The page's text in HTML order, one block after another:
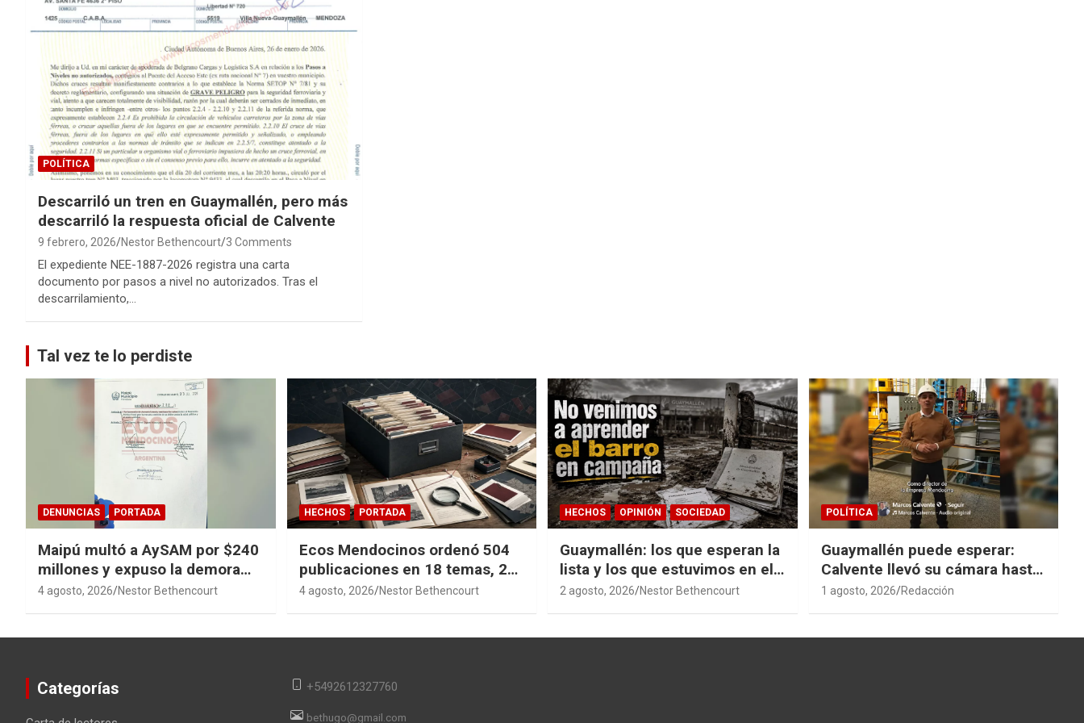
POLÍTICA
Descarriló un tren en Guaymallén, pero más
descarriló la respuesta oficial de Calvente
9 febrero, 2026 Nestor Bethencourt 3 Comments
El expediente NEE-1887-2026 registra una carta
documento por pasos a nivel no autorizados. Tras el
descarrilamiento,…
Tal vez te lo perdiste
DENUNCIAS PORTADA
Maipú multó a AySAM por $240
millones y expuso la demora
cloacal en Guaymallén
4 agosto, 2026 Nestor Bethencourt
HECHOS PORTADA
Ecos Mendocinos ordenó 504
publicaciones en 18 temas, 27
sagas y 14 índices para
4 agosto, 2026 Nestor Bethencourt
HECHOS OPINIÓN SOCIEDAD
Guaymallén: los que esperan la
lista y los que estuvimos en el
barro
2 agosto, 2026 Nestor Bethencourt
POLÍTICA
Guaymallén puede esperar:
Calvente llevó su cámara hasta
San Rafael
1 agosto, 2026 Redacción
Categorías +5492612327760
bethugo@gmail.com